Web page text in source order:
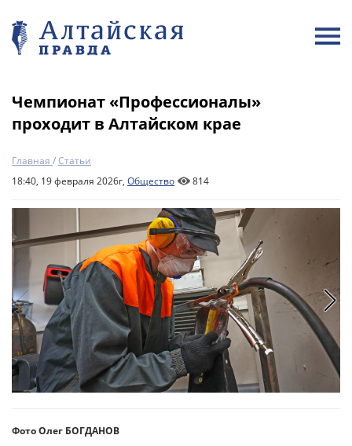
Чемпионат «Профессионалы»
проходит в Алтайском крае
Главная /Статьи
18:40, 19 февраля 2026г, Общество 814
Фото Олег БОГДАНОВ